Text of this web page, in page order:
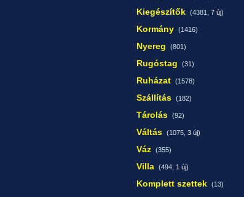
Kiegészítők (4381, 7 új)
Kormány (1416)
Nyereg (801)
Rugóstag (31)
Ruházat (1578)
Szállítás (182)
Tárolás (92)
Váltás (1075, 3 új)
Váz (355)
Villa (494, 1 új)
Komplett szettek (13)